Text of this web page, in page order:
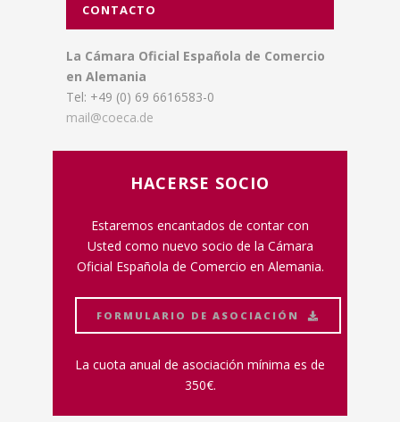
CONTACTO
La Cámara Oficial Española de Comercio
en Alemania
Tel: +49 (0) 69 6616583-0
mail@coeca.de
HACERSE SOCIO
Estaremos encantados de contar con
Usted como nuevo socio de la Cámara
Oficial Española de Comercio en Alemania.
FORMULARIO DE ASOCIACIÓN
La cuota anual de asociación mínima es de
350€.